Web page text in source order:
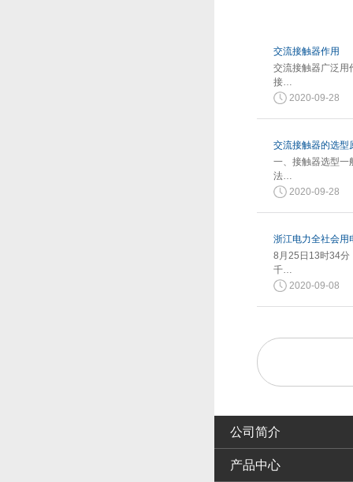
交流接触器作用
交流接触器广泛用
接…
2020-09-28
交流接触器的选型
一、接触器选型一
法…
2020-09-28
浙江电力全社会用
8月25日13时34分
千…
2020-09-08
公司简介
产品中心